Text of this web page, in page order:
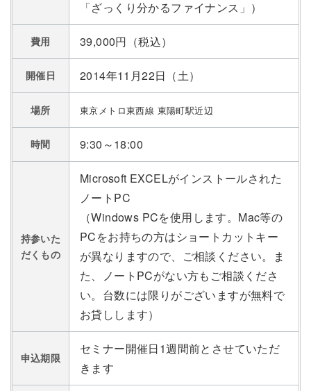
「ざっくり分かるファイナンス」）
費用 39,000円（税込）
開催日 2014年11月22日（土）
場所 東京メトロ東西線 東陽町駅近辺
時間 9:30～18:00
持参いた
だくもの
Microsoft EXCELがインストールされた
ノートPC
（Windows PCを使用します。Mac等の
PCをお持ちの方はショートカットキー
が異なりますので、ご相談ください。ま
た、ノートPCがない方もご相談くださ
い。台数には限りがございますが無料で
お貸しします）
申込期限
セミナー開催日1週間前とさせていただ
きます